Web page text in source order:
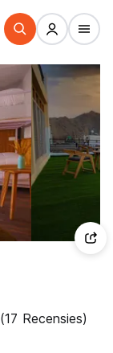
(17 Recensies)